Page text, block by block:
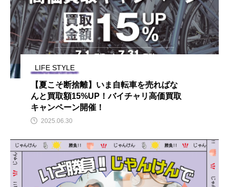
LIFE STYLE
【夏こそ断捨離】いま自転車を売ればな
んと買取額15%UP！バイチャリ高価買取
キャンペーン開催！
2025.06.30